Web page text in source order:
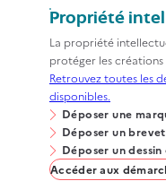
Propriété
La propriété
protéger les
Retrouvez toutes les
disponibles.
Déposer une
Déposer un brevet
Déposer un
Accéder aux